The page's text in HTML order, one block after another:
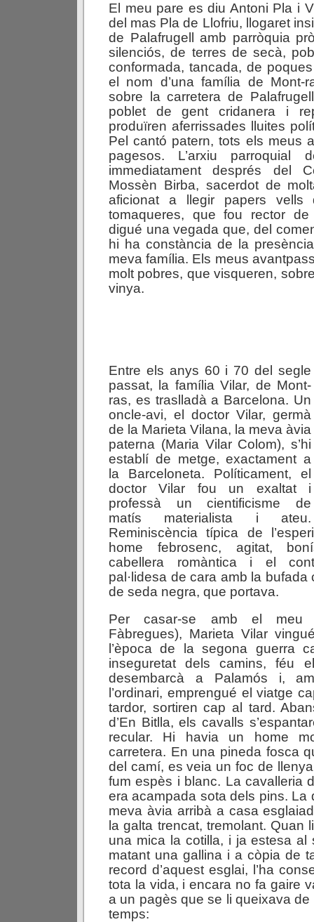
El meu pare es diu Antoni Pla i
del mas Pla de Llofriu, llogaret
de Palafrugell amb parròquia
silenciós, de terres de secà,
conformada, tancada, de
el nom d’una família de Mont-
sobre la carretera de
poblet de gent cridanera i
produïren aferrissades lluites
Pel cantó patern, tots els meus
pagesos. L’arxiu parroquial
immediatament després del
Mossèn Birba, sacerdot de
aficionat a llegir papers
tomaqueres, que fou rector
digué una vegada que, del
hi ha constància de la
meva família. Els meus
molt pobres, que visqueren,
vinya.
Entre els anys 60 i 70 del segle
passat, la família Vilar, de Mont-
ras, es traslladà a Barcelona. Un
oncle-avi, el doctor Vilar, germà
de la Marieta Vilana, la meva àvia
paterna (Maria Vilar Colom), s’hi
establí de metge, exactament a
la Barceloneta. Políticament, el
doctor Vilar fou un exaltat i
professà un cientificisme de
matís materialista i ateu.
Reminiscència típica de
home febrosenc, agitat,
cabellera romàntica i el
pal·lidesa de cara amb la bufada
de seda negra, que portava.
Per casar-se amb el meu
Fàbregues), Marieta Vilar
l’època de la segona guerra
inseguretat dels camins, féu
desembarcà a Palamós i,
l’ordinari, emprengué el viatge
tardor, sortiren cap al tard.
d’En Bitlla, els cavalls
recular. Hi havia un home
carretera. En una pineda fosca
del camí, es veia un foc de
fum espès i blanc. La cavalleria
era acampada sota dels pins. La
meva àvia arribà a casa
la galta trencat, tremolant. Quan
una mica la cotilla, i ja estesa al
matant una gallina i a còpia de
record d’aquest esglai, l’ha
tota la vida, i encara no fa gaire
a un pagès que se li queixava
temps: